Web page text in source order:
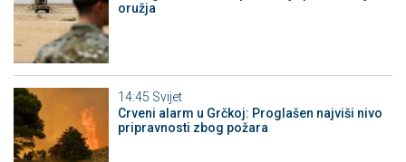
oružja
14:45 Svijet
Crveni alarm u Grčkoj: Proglašen najviši nivo
pripravnosti zbog požara